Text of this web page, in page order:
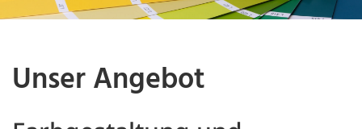
Unser Angebot